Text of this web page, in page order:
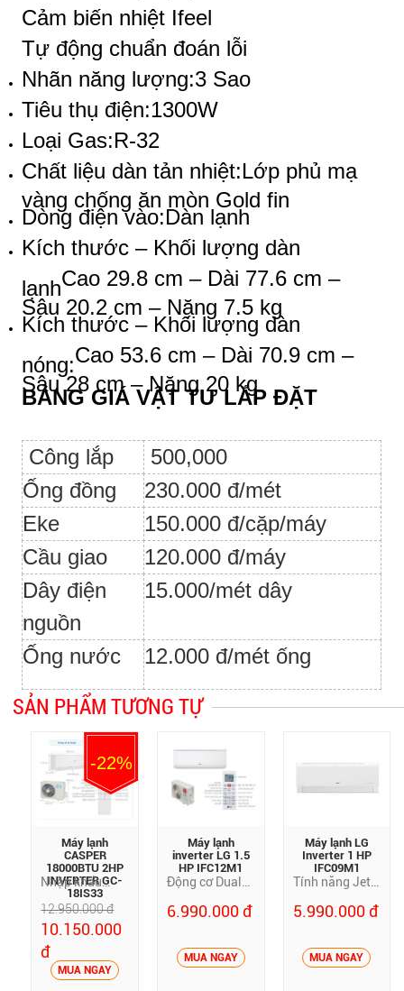
Cảm biến nhiệt Ifeel
Tự động chuẩn đoán lỗi
Nhãn năng lượng:3 Sao
Tiêu thụ điện:1300W
Loại Gas:R-32
Chất liệu dàn tản nhiệt:Lớp phủ mạ
vàng chống ăn mòn Gold fin
Dòng điện vào:Dàn lạnh
Kích thước – Khối lượng dàn
lạnh Cao 29.8 cm – Dài 77.6 cm –
Sâu 20.2 cm – Nặng 7.5 kg
Kích thước – Khối lượng dàn
nóng: Cao 53.6 cm – Dài 70.9 cm –
Sâu 28 cm – Nặng 20 kg
BẢNG GIÁ VẬT TƯ LẮP ĐẶT
Công lắp
500,000
Ống đồng
230.000 đ/mét
Eke
150.000 đ/cặp/máy
Cầu giao
120.000 đ/máy
Dây điện
nguồn
15.000/mét dây
Ống nước 12.000 đ/mét ống
SẢN PHẨM TƯƠNG TỰ
Máy lạnh
CASPER
18000BTU 2HP
INVERTER GC-
18IS33
Nhập khẩu
nguyên chiếc
từ Thái Lan
Công suất làm
lạnh cao vượt
trội Làm lạnh
12.950.000 đ
10.150.000
đ
MUA NGAY
-22%
Máy lạnh
inverter LG 1.5
HP IFC12M1
Động cơ Dual
lạnh nhanh
kiệm điện lên
đến 70%, vận
6.990.000 đ
MUA NGAY
Máy lạnh LG
Inverter 1 HP
IFC09M1
Tính năng Jet
lạnh nhanh,
tức thì. Công
nghệ Inverter
5.990.000 đ
MUA NGAY